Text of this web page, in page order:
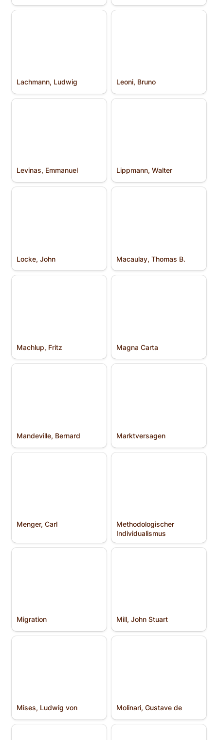
Lachmann, Ludwig
Lachmann, Ludwig
Leoni, Bruno
Leoni, Bruno
Levinas, Emmanuel
Levinas, Emmanuel
Lippmann, Walter
Lippmann, Walter
Locke, John
Locke, John
Macaulay, Thomas B.
Macaulay, Thomas B.
Machlup, Fritz
Machlup, Fritz
Magna Carta
Magna Carta
Mandeville, Bernard
Mandeville, Bernard
Markt­versagen
Markt­versagen
Menger, Carl
Menger, Carl
Methodologischer
Methodologischer
Individualismus
Migration
Migration
Mill, John Stuart
Mill, John Stuart
Mises, Ludwig von
Mises, Ludwig von
Molinari, Gustave de
Molinari, Gustave de
Nationalismus
Negative und positive